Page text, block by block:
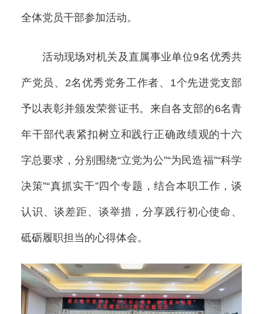
全体党员干部参加活动。
活动现场对机关及直属事业单位9名优秀共
产党员、2名优秀党务工作者、1个先进党支部
予以表彰并颁发荣誉证书。来自各支部的6名青
年干部代表紧扣树立和践行正确政绩观的十六
字总要求，分别围绕“立党为公”“为民造福”“科学
决策”“真抓实干”四个专题，结合本职工作，谈
认识、谈差距、谈举措，分享践行初心使命、
砥砺履职担当的心得体会。